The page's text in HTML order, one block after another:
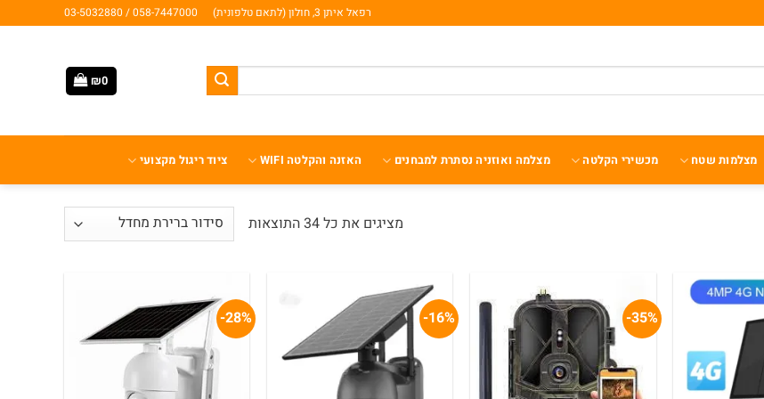
רפאל איתן 3, חולון (לתאם טלפונית) 058-7447000 / 03-5032880
₪0
מצלמות שטח מכשירי הקלטה מצלמה ואוזניה נסתרת למבחנים האזנה והקלטה WIFI ציוד ריגול מקצועי
מציגים את כל ⁦34⁩ התוצאות
35%-
16%-
28%-